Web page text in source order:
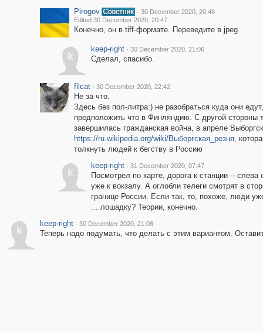
Pirogov
· 30 December 2020, 20:46 ·
Edited 30 December 2020, 20:47
Конечно, он в tiff-формате. Переведите в jpeg.
k
keep-right · 30 December 2020, 21:06
Сделал, спасибо.
filcat · 30 December 2020, 22:42
Не за что.
Здесь без пол-литра:) не разобраться куда они
предположить что в Финляндию. С другой стороны
завершилась гражданская война, в апреле
https://ru.wikipedia.org/wiki/Выборгская_резня,
толкнуть людей к бегству в Россию
k
keep-right · 31 December 2020, 07:47
Посмотрел по карте, дорога к станции --
уже к вокзалу. А оглобли телеги смотрят в
границе России. Если так, то, похоже, люди
... лошадку? Теории, конечно.
k
keep-right · 30 December 2020, 21:08
Теперь надо подумать, что делать с этим вариантом.